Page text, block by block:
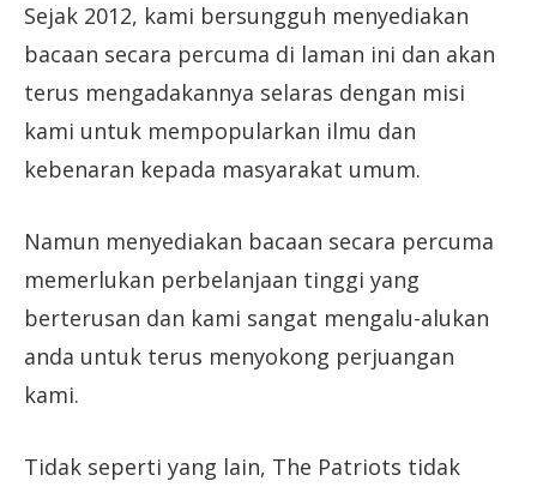
Sejak 2012, kami bersungguh menyediakan
bacaan secara percuma di laman ini dan akan
terus mengadakannya selaras dengan misi
kami untuk mempopularkan ilmu dan
kebenaran kepada masyarakat umum.
Namun menyediakan bacaan secara percuma
memerlukan perbelanjaan tinggi yang
berterusan dan kami sangat mengalu-alukan
anda untuk terus menyokong perjuangan
kami.
Tidak seperti yang lain, The Patriots tidak